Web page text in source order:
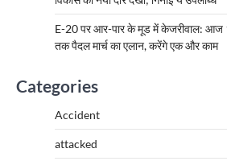
E-20 पर आर-पार के मूड में केजरीवाल: आज
तक पैदल मार्च का एलान, करेंगे एक और काम
Categories
Accident
attacked